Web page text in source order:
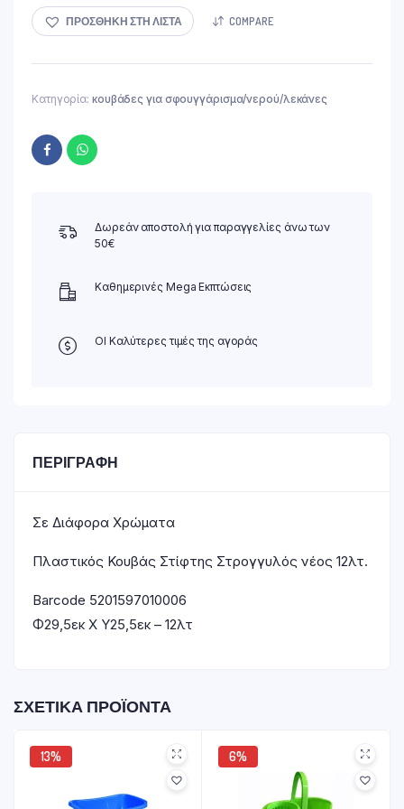
3.99 €.
ΠΡΟΣΘΉΚΗ ΣΤΗ ΛΊΣΤΑ COMPARE
Κατηγορία: κουβάδες για σφουγγάρισμα/νερού/λεκάνες
Δωρεάν αποστολή για παραγγελίες άνω των
50€
Καθημερινές Mega Εκπτώσεις
ΟΙ Καλύτερες τιμές της αγοράς
ΠΕΡΙΓΡΑΦΉ
Σε Διάφορα Χρώματα
Πλαστικός Κουβάς Στίφτης Στρογγυλός νέος 12λτ.
Barcode 5201597010006
Φ29,5εκ X Υ25,5εκ – 12λτ
ΣΧΕΤΙΚΆ ΠΡΟΪΌΝΤΑ
13% 6%